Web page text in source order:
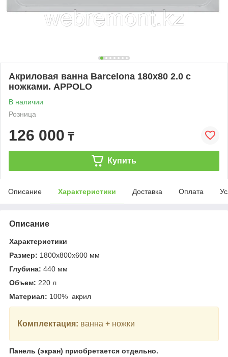
Акриловая ванна Barcelona 180х80 2.0 с
ножками. APPOLO
В наличии
Розница
126 000 ₸
Купить
Описание Характеристики Доставка Оплата
Описание
Характеристики
Размер: 1800x800x600 мм
Глубина: 440 мм
Объем: 220 л
Материал: 100% акрил
Комплектация: ванна + ножки
Панель (экран) приобретается отдельно.